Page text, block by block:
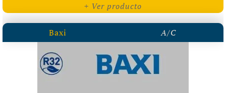
+ Ver producto
Baxi A/C